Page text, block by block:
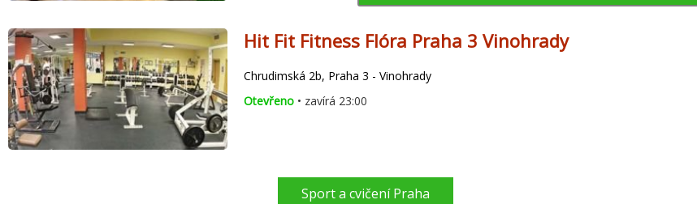
Hit Fit Fitness Flóra Praha 3 Vinohrady
Chrudimská 2b, Praha 3 - Vinohrady
Otevřeno • zavírá 23:00
Sport a cvičení Praha